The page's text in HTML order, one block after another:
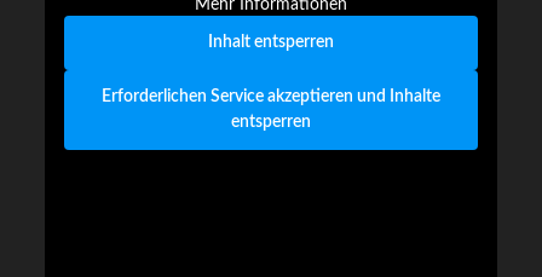
Mehr Informationen
Inhalt entsperren
Erforderlichen Service akzeptieren und Inhalte
entsperren